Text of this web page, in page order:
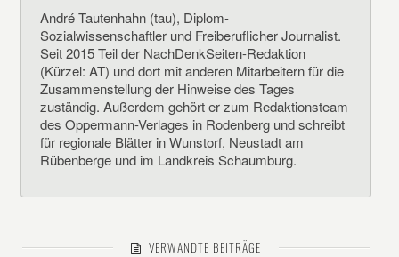
André Tautenhahn (tau), Diplom-
Sozialwissenschaftler und Freiberuflicher Journalist.
Seit 2015 Teil der NachDenkSeiten-Redaktion
(Kürzel: AT) und dort mit anderen Mitarbeitern für die
Zusammenstellung der Hinweise des Tages
zuständig. Außerdem gehört er zum Redaktionsteam
des Oppermann-Verlages in Rodenberg und schreibt
für regionale Blätter in Wunstorf, Neustadt am
Rübenberge und im Landkreis Schaumburg.
VERWANDTE BEITRÄGE